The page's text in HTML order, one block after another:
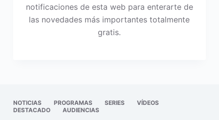
notificaciones de esta web para enterarte de
las novedades más importantes totalmente
gratis.
NOTICIAS PROGRAMAS SERIES
VÍDEOS
DESTACADO
AUDIENCIAS